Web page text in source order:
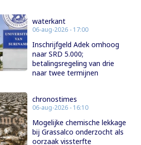
waterkant
06-aug-2026 - 17:00
Inschrijfgeld Adek omhoog
naar SRD 5.000;
betalingsregeling van drie
naar twee termijnen
chronostimes
06-aug-2026 - 16:10
Mogelijke chemische lekkage
bij Grassalco onderzocht als
oorzaak vissterfte